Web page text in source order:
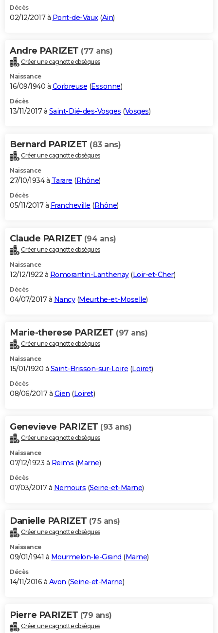
Décès
02/12/2017 à Pont-de-Vaux (Ain)
Andre PARIZET (77 ans)
Créer une cagnotte obsèques
Naissance
16/09/1940 à Corbreuse (Essonne)
Décès
13/11/2017 à Saint-Dié-des-Vosges (Vosges)
Bernard PARIZET (83 ans)
Créer une cagnotte obsèques
Naissance
27/10/1934 à Tarare (Rhône)
Décès
05/11/2017 à Francheville (Rhône)
Claude PARIZET (94 ans)
Créer une cagnotte obsèques
Naissance
12/12/1922 à Romorantin-Lanthenay(Loir-et-Cher)
Décès
04/07/2017 à Nancy(Meurthe-et-Moselle)
Marie-therese PARIZET (97 ans)
Créer une cagnotte obsèques
Naissance
15/01/1920 à Saint-Brisson-sur-Loire (Loiret)
Décès
08/06/2017 à Gien (Loiret)
Genevieve PARIZET (93 ans)
Créer une cagnotte obsèques
Naissance
07/12/1923 à Reims (Marne)
Décès
07/03/2017 à Nemours (Seine-et-Marne)
Danielle PARIZET (75 ans)
Créer une cagnotte obsèques
Naissance
09/01/1941 à Mourmelon-le-Grand (Marne)
Décès
14/11/2016 à Avon (Seine-et-Marne)
Pierre PARIZET (79 ans)
Créer une cagnotte obsèques